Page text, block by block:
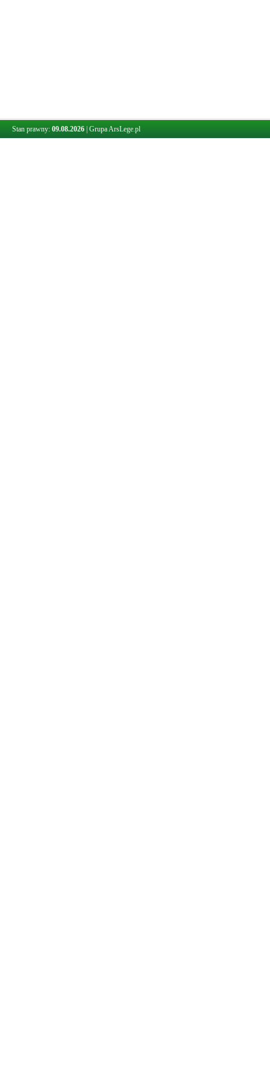
Stan prawny: 09.08.2026 Grupa ArsLege.pl